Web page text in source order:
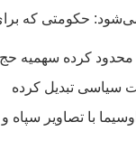
می‌شود: حکومتی که
ایران از ۱۵۰,۰۰۰ نفر به کمتر از
سیاسی تبدیل کرده
با تصاویر